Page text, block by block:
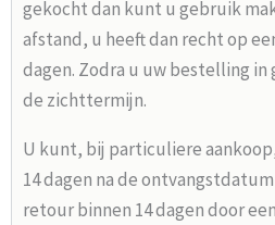
gekocht dan kunt u gebruik
afstand, u heeft dan recht op
dagen. Zodra u uw bestelling
de zichttermijn.
U kunt, bij particuliere
14 dagen na de
retour binnen 14 dagen door